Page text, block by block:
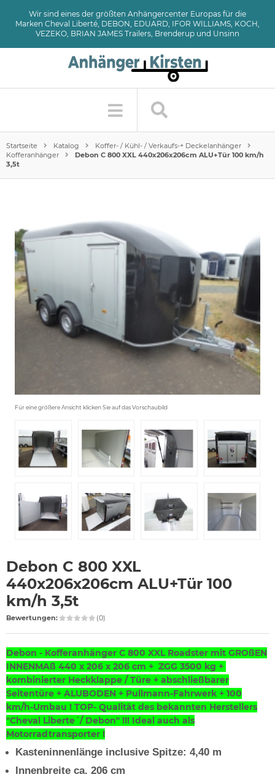
Wir sind eines der größten Anhängercenter Europas für die
Marken Cheval Liberté, DEBON, EDUARD, IFOR WILLIAMS, KOCH,
VEZEKO, BRIAN JAMES Trailers, Brenderup und Unsinn
Startseite Katalog
Koffer- / Kühl- / Verkaufs-+ Deckelanhänger
Kofferanhänger
Debon C 800 XXL 440x206x206cm ALU+Tür 100 km/h
3,5t
Für eine größere Ansicht klicken Sie auf das Vorschaubild
Debon C 800 XXL
440x206x206cm ALU+Tür 100
km/h 3,5t
Bewertungen: (0)
Debon - Kofferanhänger C 800 XXL Roadster mit GROßEN
INNENMAß 440 x 206 x 206 cm + ZGG 3500 kg +
kombinierter Heckklappe / Türe + abschließbarer
Seitentüre + ALUBODEN + Pullmann-Fahrwerk + 100
km/h-Umbau ! TOP- Qualität des bekannten Herstellers
"Cheval Liberte´/ Debon" !!! Ideal auch als
Motorradtransporter !
Kasteninnenlänge inclusive Spitze: 4,40 m
Innenbreite ca. 206 cm